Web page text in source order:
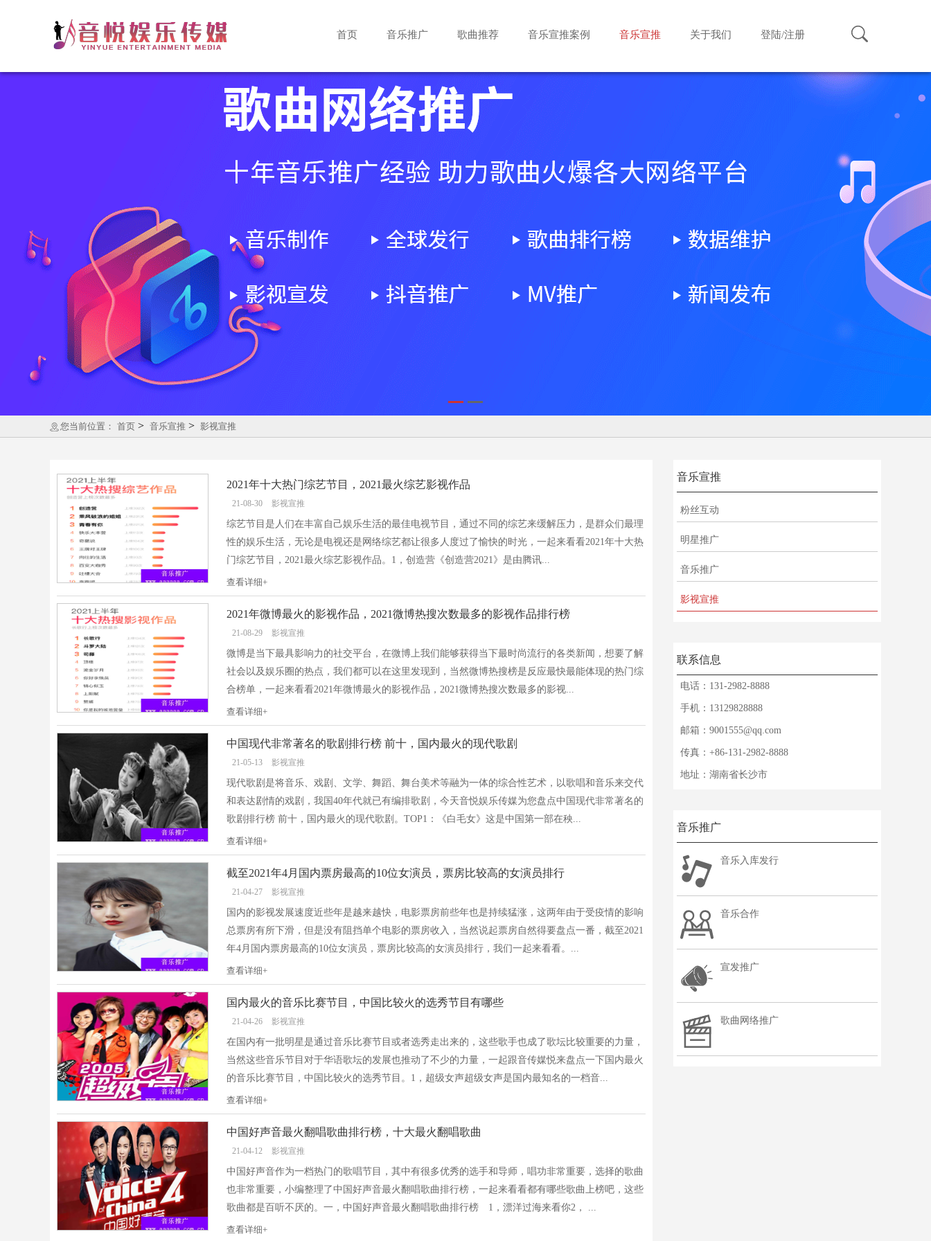
首页 音乐推广 歌曲推荐 音乐宣推案例 音乐宣推 关于我们 登陆/注册
您当前位置： 首页 > 音乐宣推 > 影视宣推
2021年十大热门综艺节目，2021最火综艺影视作品
21-08-30 影视宣推
综艺节目是人们在丰富自己娱乐生活的最佳电视节目，通过不同的综艺来缓解压力，是群众们最理
性的娱乐生活，无论是电视还是网络综艺都让很多人度过了愉快的时光，一起来看看2021年十大热
门综艺节目，2021最火综艺影视作品。1，创造营《创造营2021》是由腾讯...
查看详细+
2021年微博最火的影视作品，2021微博热搜次数最多的影视作品排行榜
21-08-29 影视宣推
微博是当下最具影响力的社交平台，在微博上我们能够获得当下最时尚流行的各类新闻，想要了解
社会以及娱乐圈的热点，我们都可以在这里发现到，当然微博热搜榜是反应最快最能体现的热门综
合榜单，一起来看看2021年微博最火的影视作品，2021微博热搜次数最多的影视...
查看详细+
中国现代非常著名的歌剧排行榜 前十，国内最火的现代歌剧
21-05-13 影视宣推
现代歌剧是将音乐、戏剧、文学、舞蹈、舞台美术等融为一体的综合性艺术，以歌唱和音乐来交代
和表达剧情的戏剧，我国40年代就已有编排歌剧，今天音悦娱乐传媒为您盘点中国现代非常著名的
歌剧排行榜 前十，国内最火的现代歌剧。TOP1：《白毛女》这是中国第一部在秧...
查看详细+
截至2021年4月国内票房最高的10位女演员，票房比较高的女演员排行
21-04-27 影视宣推
国内的影视发展速度近些年是越来越快，电影票房前些年也是持续猛涨，这两年由于受疫情的影响
总票房有所下滑，但是没有阻挡单个电影的票房收入，当然说起票房自然得要盘点一番，截至2021
年4月国内票房最高的10位女演员，票房比较高的女演员排行，我们一起来看看。...
查看详细+
国内最火的音乐比赛节目，中国比较火的选秀节目有哪些
21-04-26 影视宣推
在国内有一批明星是通过音乐比赛节目或者选秀走出来的，这些歌手也成了歌坛比较重要的力量，
当然这些音乐节目对于华语歌坛的发展也推动了不少的力量，一起跟音传媒悦来盘点一下国内最火
的音乐比赛节目，中国比较火的选秀节目。1，超级女声超级女声是国内最知名的一档音...
查看详细+
中国好声音最火翻唱歌曲排行榜，十大最火翻唱歌曲
21-04-12 影视宣推
中国好声音作为一档热门的歌唱节目，其中有很多优秀的选手和导师，唱功非常重要，选择的歌曲
也非常重要，小编整理了中国好声音最火翻唱歌曲排行榜，一起来看看都有哪些歌曲上榜吧，这些
歌曲都是百听不厌的。一，中国好声音最火翻唱歌曲排行榜 1，漂洋过海来看你2， ...
查看详细+
音乐宣推
粉丝互动
明星推广
音乐推广
影视宣推
联系信息
电话： 131-2982-8888
手机： 13129828888
邮箱： 9001555@qq.com
传真： +86-131-2982-8888
地址： 湖南省长沙市
音乐推广
音乐入库发行
音乐合作
宣发推广
歌曲网络推广